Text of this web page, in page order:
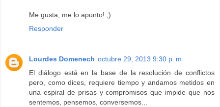
Me gusta, me lo apunto! ;)
Responder
Lourdes Domenech octubre 29, 2013 9:30 p. m.
El diálogo está en la base de la resolución de conflictos
pero, como dices, requiere tiempo y andamos metidos en
una espiral de prisas y compromisos que impide que nos
sentemos, pensemos, conversemos...